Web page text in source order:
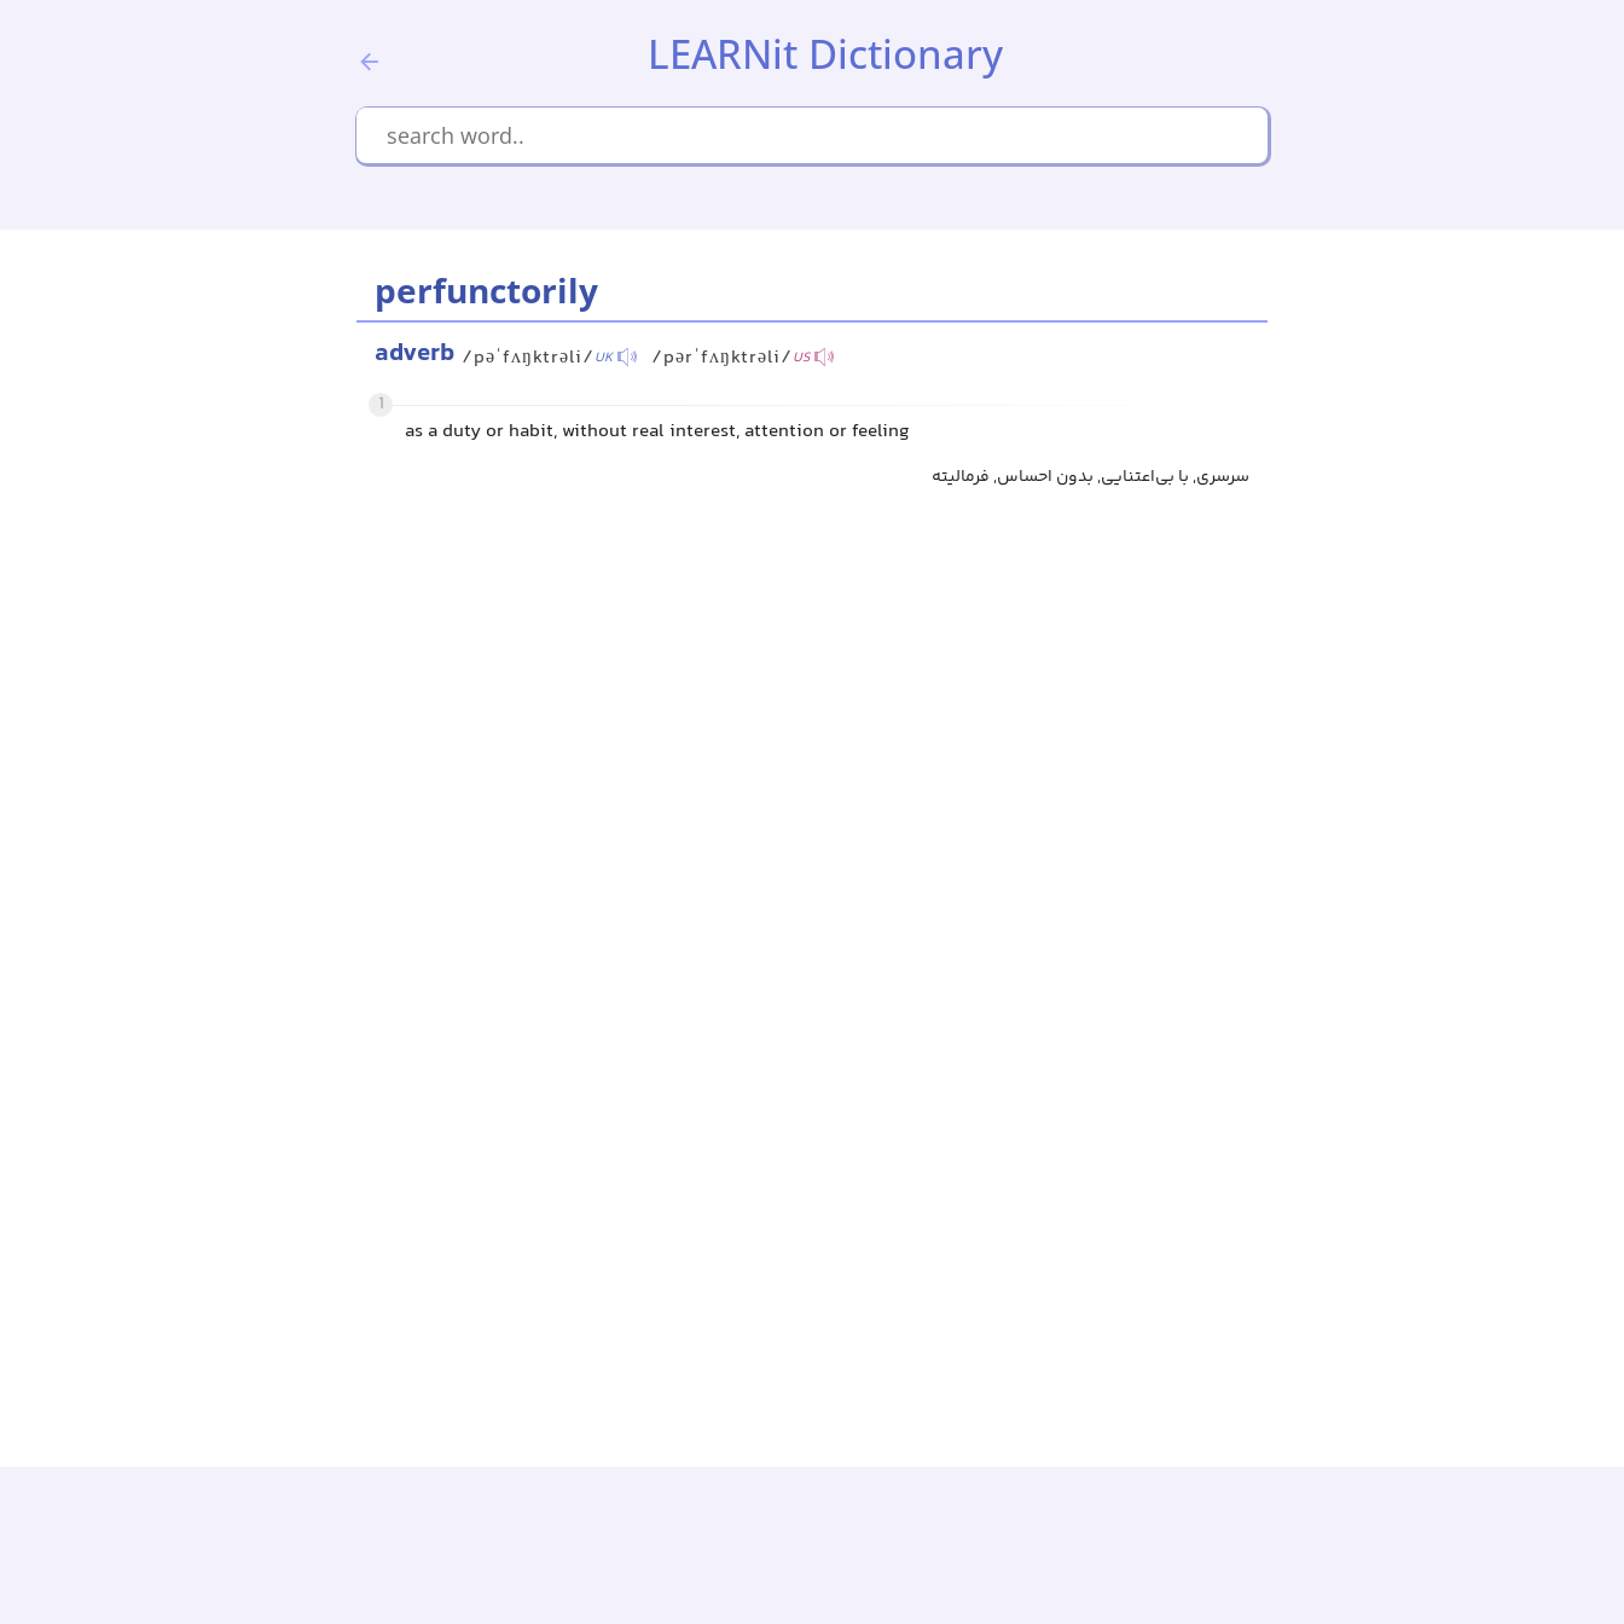
LEARNit Dictionary
perfunctorily
adverb /pəˈfʌŋktrəli/UK /pərˈfʌŋktrəli/US
1
as a duty or habit, without real interest, attention or feeling
سرسری, با بی‌اعتنایی, بدون احساس, فرمالیته